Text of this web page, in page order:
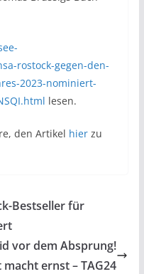
rostock-gegen-den-
2023-nominiert-
lesen.
den Artikel hierzu
Bestseller für
vor dem Absprung!
ernst – TAG24